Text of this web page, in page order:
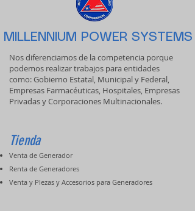
MILLENNIUM POWER SYSTEMS
Nos diferenciamos de la competencia porque
podemos realizar trabajos para entidades
como: Gobierno Estatal, Municipal y Federal,
Empresas Farmacéuticas, Hospitales, Empresas
Privadas y Corporaciones Multinacionales.
Tienda
Venta de Generador
Renta de Generadores
Venta y PIezas y Accesorios para Generadores